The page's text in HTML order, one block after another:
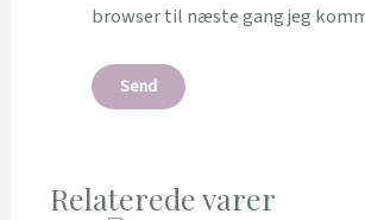
browser til næste gang jeg
Relaterede varer